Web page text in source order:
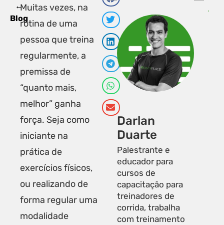
←
Blog
Muitas vezes, na
rotina de uma
pessoa que treina
regularmente, a
premissa de
“quanto mais,
melhor” ganha
força. Seja como
iniciante na
prática de
exercícios físicos,
ou realizando de
forma regular uma
modalidade
Darlan
Duarte
Palestrante e
educador para
cursos de
capacitação para
treinadores de
corrida, trabalha
com treinamento